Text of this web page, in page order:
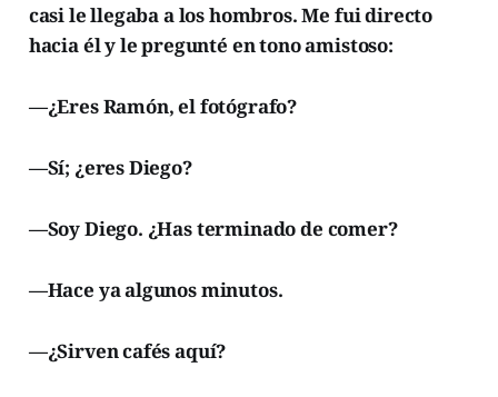
casi le llegaba a los hombros. Me fui directo
hacia él y le pregunté en tono amistoso:
—¿Eres Ramón, el fotógrafo?
—Sí; ¿eres Diego?
—Soy Diego. ¿Has terminado de comer?
—Hace ya algunos minutos.
—¿Sirven cafés aquí?